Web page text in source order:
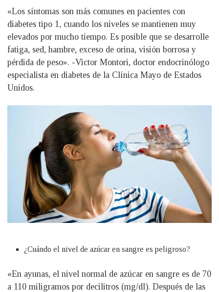
«Los síntomas son más comunes en pacientes con
diabetes tipo 1, cuando los niveles se mantienen muy
elevados por mucho tiempo. Es posible que se desarrolle
fatiga, sed, hambre, exceso de orina, visión borrosa y
pérdida de peso». -Victor Montori, doctor endocrinólogo
especialista en diabetes de la Clínica Mayo de Estados
Unidos.
¿Cuándo el nivel de azúcar en sangre es peligroso?
«En ayunas, el nivel normal de azúcar en sangre es de 70
a 110 miligramos por decilitros (mg/dl). Después de las